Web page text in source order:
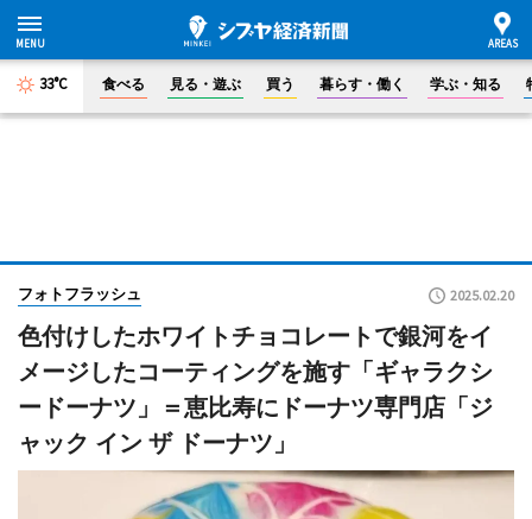
33°C 食べる 見る・遊ぶ 買う 暮らす・働く 学ぶ・知る
フォトフラッシュ 2025.02.20
色付けしたホワイトチョコレートで銀河をイ
メージしたコーティングを施す「ギャラクシ
ードーナツ」＝恵比寿にドーナツ専門店「ジ
ャック イン ザ ドーナツ」